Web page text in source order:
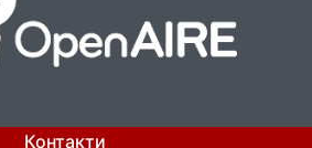
Контакти